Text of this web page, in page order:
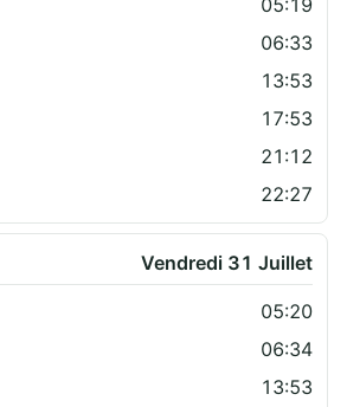
05:19
06:33
13:53
17:53
21:12
22:27
Vendredi 31 Juillet
05:20
06:34
13:53